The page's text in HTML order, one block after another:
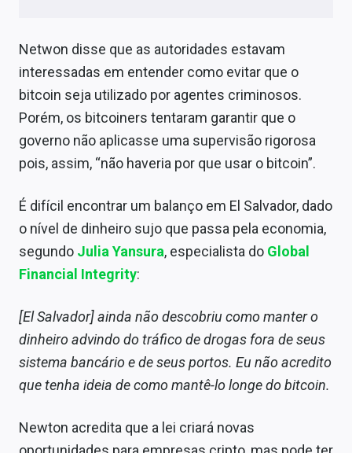
Netwon disse que as autoridades estavam
interessadas em entender como evitar que o
bitcoin seja utilizado por agentes criminosos.
Porém, os bitcoiners tentaram garantir que o
governo não aplicasse uma supervisão rigorosa
pois, assim, “não haveria por que usar o bitcoin”.
É difícil encontrar um balanço em El Salvador, dado
o nível de dinheiro sujo que passa pela economia,
segundo Julia Yansura, especialista do Global
Financial Integrity:
[El Salvador] ainda não descobriu como manter o
dinheiro advindo do tráfico de drogas fora de seus
sistema bancário e de seus portos. Eu não acredito
que tenha ideia de como mantê-lo longe do bitcoin.
Newton acredita que a lei criará novas